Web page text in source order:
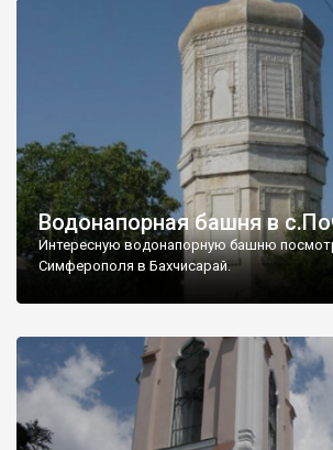
Водонапорная башня в
Интересную водонапорную башню
Симферополя в Бахчисарай.